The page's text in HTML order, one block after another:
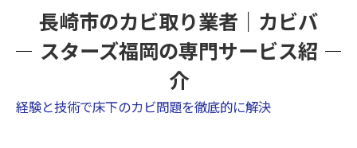
長崎市のカビ取り業者｜カビバ
スターズ福岡の専門サービス紹
介
経験と技術で床下のカビ問題を徹底的に解決